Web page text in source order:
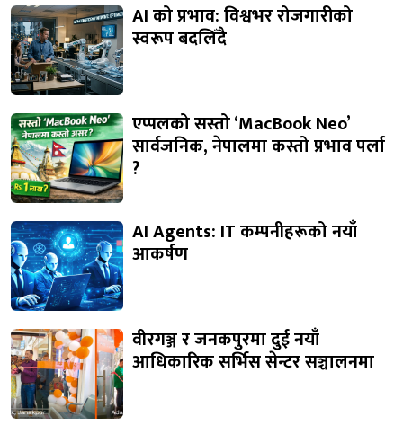
AI को प्रभाव: विश्वभर रोजगारीको
स्वरूप बदलिँदै
एप्पलको सस्तो ‘MacBook Neo’
सार्वजनिक, नेपालमा कस्तो प्रभाव पर्ला
?
AI Agents: IT कम्पनीहरूको नयाँ
आकर्षण
वीरगञ्ज र जनकपुरमा दुई नयाँ
आधिकारिक सर्भिस सेन्टर सञ्चालनमा